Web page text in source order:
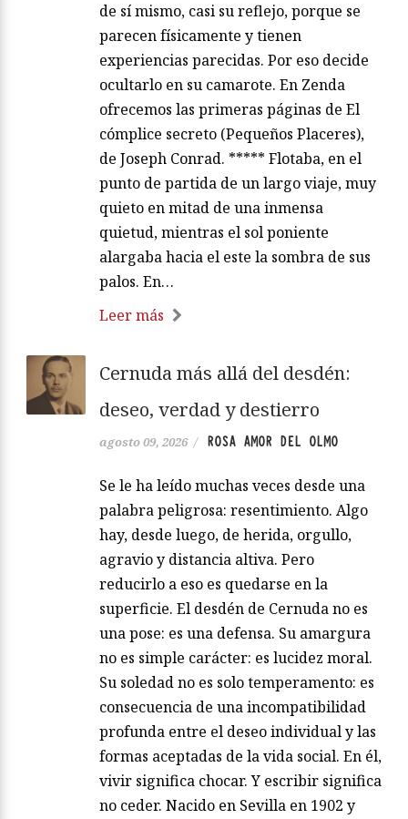
de sí mismo, casi su reflejo, porque se
parecen físicamente y tienen
experiencias parecidas. Por eso decide
ocultarlo en su camarote. En Zenda
ofrecemos las primeras páginas de El
cómplice secreto (Pequeños Placeres),
de Joseph Conrad. ***** Flotaba, en el
punto de partida de un largo viaje, muy
quieto en mitad de una inmensa
quietud, mientras el sol poniente
alargaba hacia el este la sombra de sus
palos. En…
Leer más
Cernuda más allá del desdén:
deseo, verdad y destierro
agosto 09, 2026 / ROSA AMOR DEL OLMO
Se le ha leído muchas veces desde una
palabra peligrosa: resentimiento. Algo
hay, desde luego, de herida, orgullo,
agravio y distancia altiva. Pero
reducirlo a eso es quedarse en la
superficie. El desdén de Cernuda no es
una pose: es una defensa. Su amargura
no es simple carácter: es lucidez moral.
Su soledad no es solo temperamento: es
consecuencia de una incompatibilidad
profunda entre el deseo individual y las
formas aceptadas de la vida social. En él,
vivir significa chocar. Y escribir significa
no ceder. Nacido en Sevilla en 1902 y